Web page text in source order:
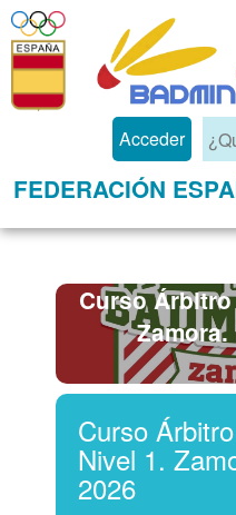
Acceder
FEDERACIÓN
Curso
Zamora.
Curso
Nivel 1.
2026